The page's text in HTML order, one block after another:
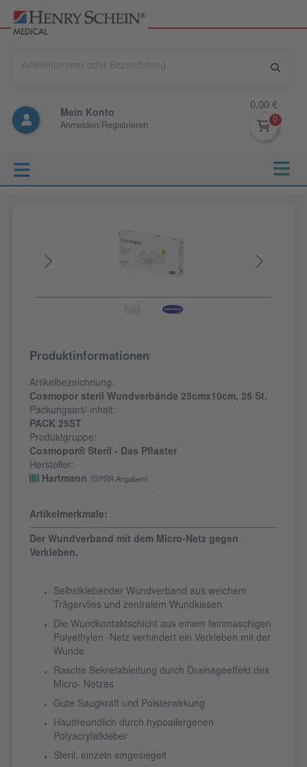
Mein Konto
Anmelden/Registrieren
0,00 €
Produktinformationen
Artikelbezeichnung:
Cosmopor steril Wundverbände 25cmx10cm, 25 St.
Packungsart/-inhalt:
PACK 25ST
Produktgruppe:
Cosmopor® Steril - Das Pflaster
Hersteller:
Hartmann
(GPSR Angaben)
Artikelmerkmale:
Der Wundverband mit dem Micro-Netz gegen
Verkleben.
Selbstklebender Wundverband aus weichem
Trägervlies und zentralem Wundkissen
Die Wundkontaktschicht aus einem feinmaschigen
Polyethylen -Netz verhindert ein Verkleben mit der
Wunde
Rasche Sekretableitung durch Drainageeffekt des
Micro- Netzes
Gute Saugkraft und Polsterwirkung
Hautfreundlich durch hypoallergenen
Polyacrylatkleber
Steril, einzeln eingesiegelt